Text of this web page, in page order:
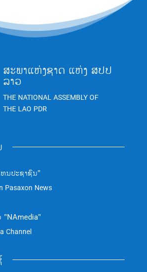
ສະພາແຫ່ງຊາດ ແຫ່ງ ສປປ
ລາວ
THE NATIONAL ASSEMBLY OF
THE LAO PDR
ນປະຊາຊົນ"
Pasaxon News
"NAmedia"
Channel